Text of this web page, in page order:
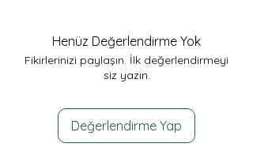
Henüz Değerlendirme Yok
Fikirlerinizi paylaşın. İlk değerlendirmeyi
siz yazın.
Değerlendirme Yap